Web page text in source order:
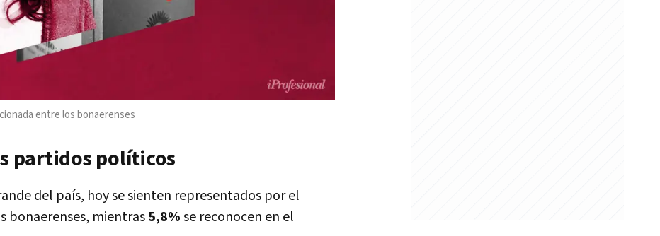
entre los bonaerenses
partidos políticos
del país, hoy se sienten representados por el
bonaerenses, mientras5,8%se reconocen en el